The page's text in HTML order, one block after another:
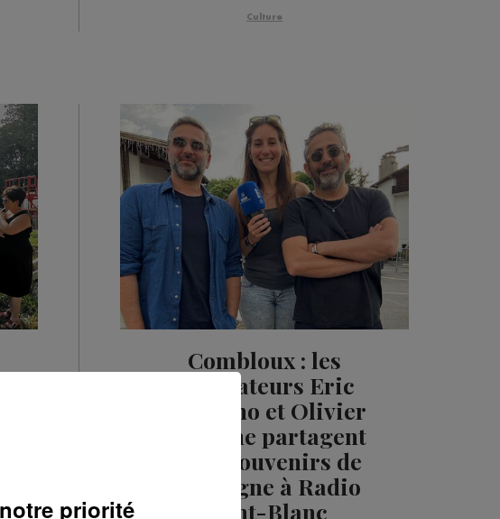
Culture
Combloux : les
réalisateurs Eric
Toledano et Olivier
Nakache partagent
leurs souvenirs de
montagne à Radio
Mont-Blanc
priorité